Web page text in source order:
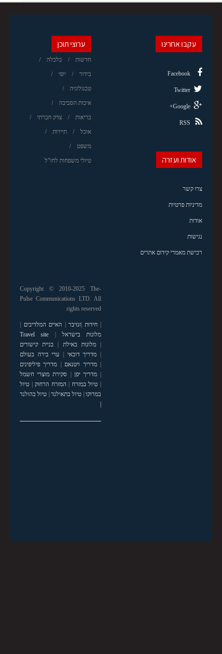
ערוצי תוכן
חדשות כלכלה
בידור יופי
טכנולוגיה
איכות הסביבה
בריאות צדק חברתי
אוכל תיירות
משפט
טיולי משפחות לחו"ל
עקבו אחרינו
Facebook
Twitter
Google+
RSS
אודות ועזרה
צרו קשר
מדיניות פרטיות
אודות
נגישות
רכישת מאמרי קידום אתרים
Copyright © 2010-2025 The-
Pulse Communications LTD. All
rights reserved
|חידות |זנזיבר | האיים המלדיבים |
מלונות בישראל |
Travel site
|מלונות באילת | בניית קישורים
| מדריך דובאי | ערי בירה בעולם
|מדריך ויטנאם | מדריך פיליפינים
|מדריך יפן | סקירת מוצרי חשמל
| טיול במזרח | המזרח הרחוק| טיול
במרוקו| טיול בתאילנד| טיול בהולנד
|